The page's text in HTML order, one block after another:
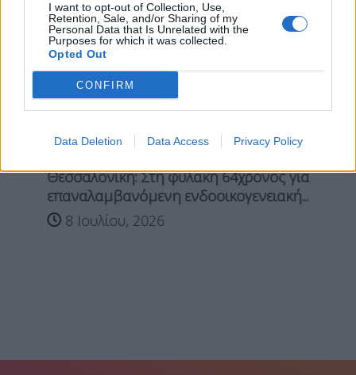
I want to opt-out of Collection, Use,
Retention, Sale, and/or Sharing of my
Personal Data that Is Unrelated with the
Purposes for which it was collected.
Opted Out
CONFIRM
Data Deletion Data Access Privacy Policy
Θεσσαλονίκη: Στη φυλακή 64χρονος για
επαναλαμβανόμενη ενδοοικογενειακή...
8 Ιουλίου, 2026